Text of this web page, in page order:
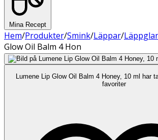
Mina Recept
Hem/Produkter/Smink/Läppar/
Glow Oil Balm 4 Hon
Lumene Lip Glow Oil Balm 4 Honey, 10 ml har
favoriter